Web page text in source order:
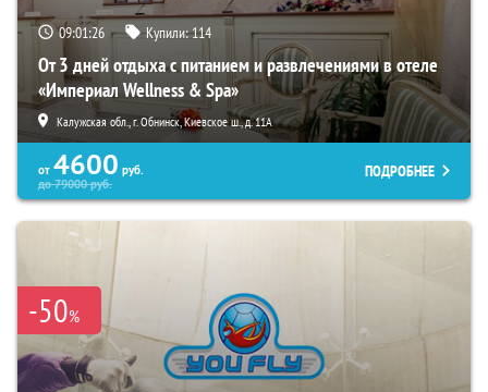
09:01:25 Купили:114
От 3 дней отдыха с питанием и развлечениями в отеле
«Империал Wellness & Spa»
Калужская обл., г. Обнинск, Киевское ш., д. 11А
от 4600 руб.
до79000руб.
ПОДРОБНЕЕ
-50%